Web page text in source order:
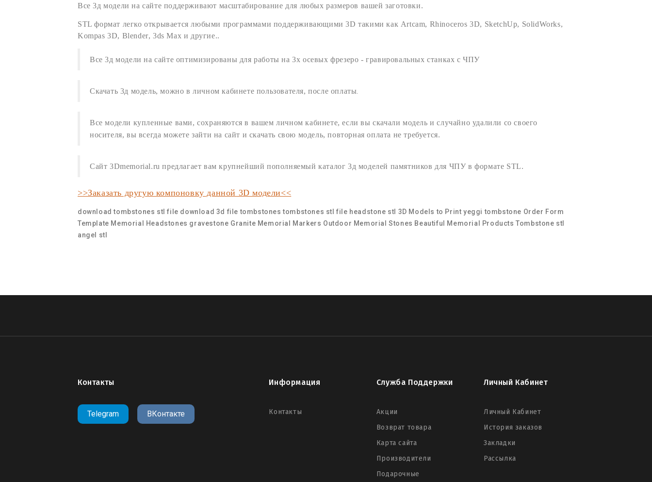
Все3д модели на сайте поддерживают масштабирование для любых размеров вашей заготовки.
STL формат легко открывается любыми программами поддерживающими3D такими как Artcam, Rhinoceros 3D, SketchUp, SolidWorks,
Kompas 3D, Blender,3ds Max и другие..
Все3д модели на сайте оптимизированы для работы на 3х осевыхфрезеро - гравировальных станках сЧПУ
Скачать 3д модель,можно в личном кабинете пользователя,после оплаты.
Все модели купленные вами, сохраняются в вашем личном кабинете, если вы скачали модель и случайно удалили со своего
носителя, вы всегда можете зайти на сайт и скачать свою модель, повторная оплата не требуется.
Сайт 3Dmemorial.ru предлагает вам крупнейший пополняемыйкаталог 3д моделей памятников для ЧПУ в формате STL.
>>Заказать другую компоновку данной 3D модели<<
download tombstones stl file download 3d file tombstones tombstones stl file headstone stl 3D Models to Print yeggi tombstone Order Form
Template Memorial Headstones gravestone Granite Memorial Markers Outdoor Memorial Stones Beautiful Memorial Products Tombstone stl
angel stl
Контакты
Telegram ВКонтакте
Информация
Контакты
Служба Поддержки
Акции
Возврат товара
Карта сайта
Производители
Подарочные
Личный Кабинет
Личный Кабинет
История заказов
Закладки
Рассылка